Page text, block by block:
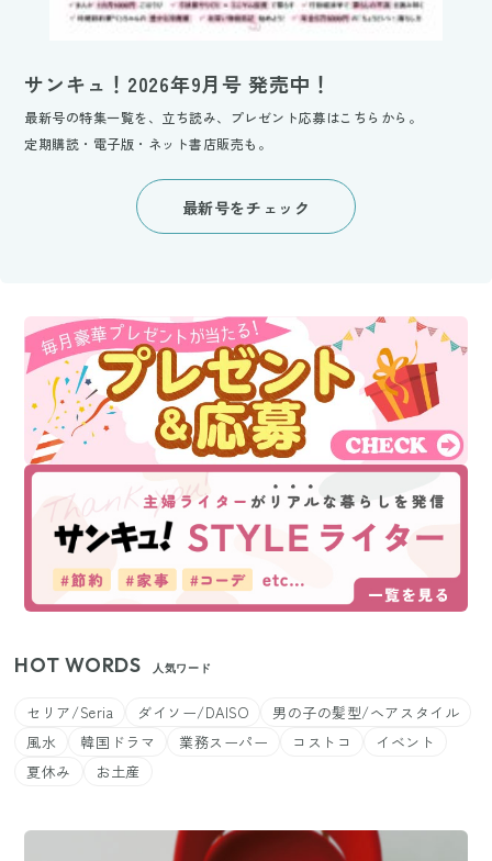
サンキュ！2026年9月号 発売中！
最新号の特集一覧を、立ち読み、プレゼント応募はこちらから。
定期購読・電子版・ネット書店販売も。
最新号をチェック
HOT WORDS 人気ワード
セリア/Seria ダイソー/DAISO
男の子の髪型/ヘアスタイル
風水
韓国ドラマ 業務スーパー コストコ
イベント
夏休み
お土産